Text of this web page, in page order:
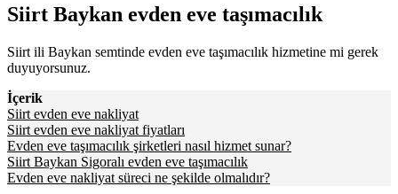
Siirt Baykan evden eve taşımacılık
Siirt ili Baykan semtinde evden eve taşımacılık hizmetine mi gerek
duyuyorsunuz.
İçerik
Siirt evden eve nakliyat
Siirt evden eve nakliyat fiyatları
Evden eve taşımacılık şirketleri nasıl hizmet sunar?
Siirt Baykan Sigoralı evden eve taşımacılık
Evden eve nakliyat süreci ne şekilde olmalıdır?